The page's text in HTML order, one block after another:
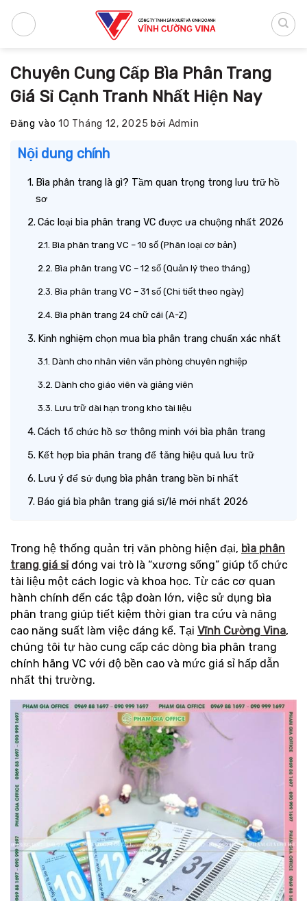
qua
Chuyên Cung Cấp Bìa Phân Trang
Giá Sỉ Cạnh Tranh Nhất Hiện Nay
Đăng vào10 Tháng 12, 2025 bởi Admin
Nội dung chính
Bìa phân trang là gì? Tầm quan trọng trong lưu trữ hồ
sơ
Các loại bìa phân trang VC được ưa chuộng nhất 2026
Bìa phân trang VC – 10 số (Phân loại cơ bản)
Bìa phân trang VC – 12 số (Quản lý theo tháng)
Bìa phân trang VC – 31 số (Chi tiết theo ngày)
Bìa phân trang 24 chữ cái (A-Z)
Kinh nghiệm chọn mua bìa phân trang chuẩn xác nhất
Dành cho nhân viên văn phòng chuyên nghiệp
Dành cho giáo viên và giảng viên
Lưu trữ dài hạn trong kho tài liệu
Cách tổ chức hồ sơ thông minh với bìa phân trang
Kết hợp bìa phân trang để tăng hiệu quả lưu trữ
Lưu ý để sử dụng bìa phân trang bền bỉ nhất
Báo giá bìa phân trang giá sỉ/lẻ mới nhất 2026
Trong hệ thống quản trị văn phòng hiện đại, bìa phân
trang giá sỉ đóng vai trò là “xương sống” giúp tổ chức
tài liệu một cách logic và khoa học. Từ các cơ quan
hành chính đến các tập đoàn lớn, việc sử dụng bìa
phân trang giúp tiết kiệm thời gian tra cứu và nâng
cao năng suất làm việc đáng kể. Tại Vĩnh Cường Vina,
chúng tôi tự hào cung cấp các dòng bìa phân trang
chính hãng VC với độ bền cao và mức giá sỉ hấp dẫn
nhất thị trường.